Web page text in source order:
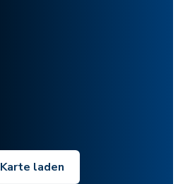
Karte laden